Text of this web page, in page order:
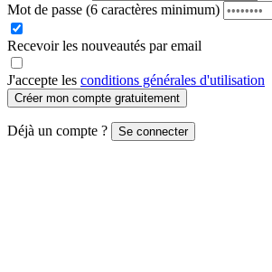
Mot de passe (6 caractères minimum)
Recevoir les nouveautés par email
J'accepte les conditions générales d'utilisation
Créer mon compte gratuitement
Déjà un compte ? Se connecter